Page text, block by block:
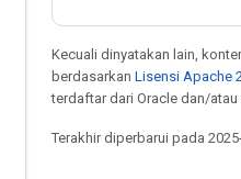
Kecuali dinyatakan lain,
berdasarkan Lisensi Apache
terdaftar dari Oracle dan/atau
Terakhir diperbarui pada